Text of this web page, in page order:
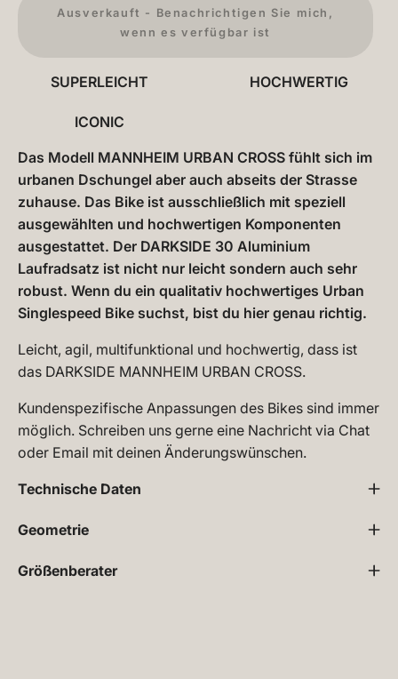
Ausverkauft - Benachrichtigen Sie mich,
wenn es verfügbar ist
SUPERLEICHT HOCHWERTIG
ICONIC
Das Modell MANNHEIM URBAN CROSS fühlt sich im
urbanen Dschungel aber auch abseits der Strasse
zuhause. Das Bike ist ausschließlich mit speziell
ausgewählten und hochwertigen Komponenten
ausgestattet. Der DARKSIDE 30 Aluminium
Laufradsatz ist nicht nur leicht sondern auch sehr
robust. Wenn du ein qualitativ hochwertiges Urban
Singlespeed Bike suchst, bist du hier genau richtig.
Leicht, agil, multifunktional und hochwertig, dass ist
das DARKSIDE MANNHEIM URBAN CROSS.
Kundenspezifische Anpassungen des Bikes sind immer
möglich. Schreiben uns gerne eine Nachricht via Chat
oder Email mit deinen Änderungswünschen.
Technische Daten
Geometrie
Größenberater